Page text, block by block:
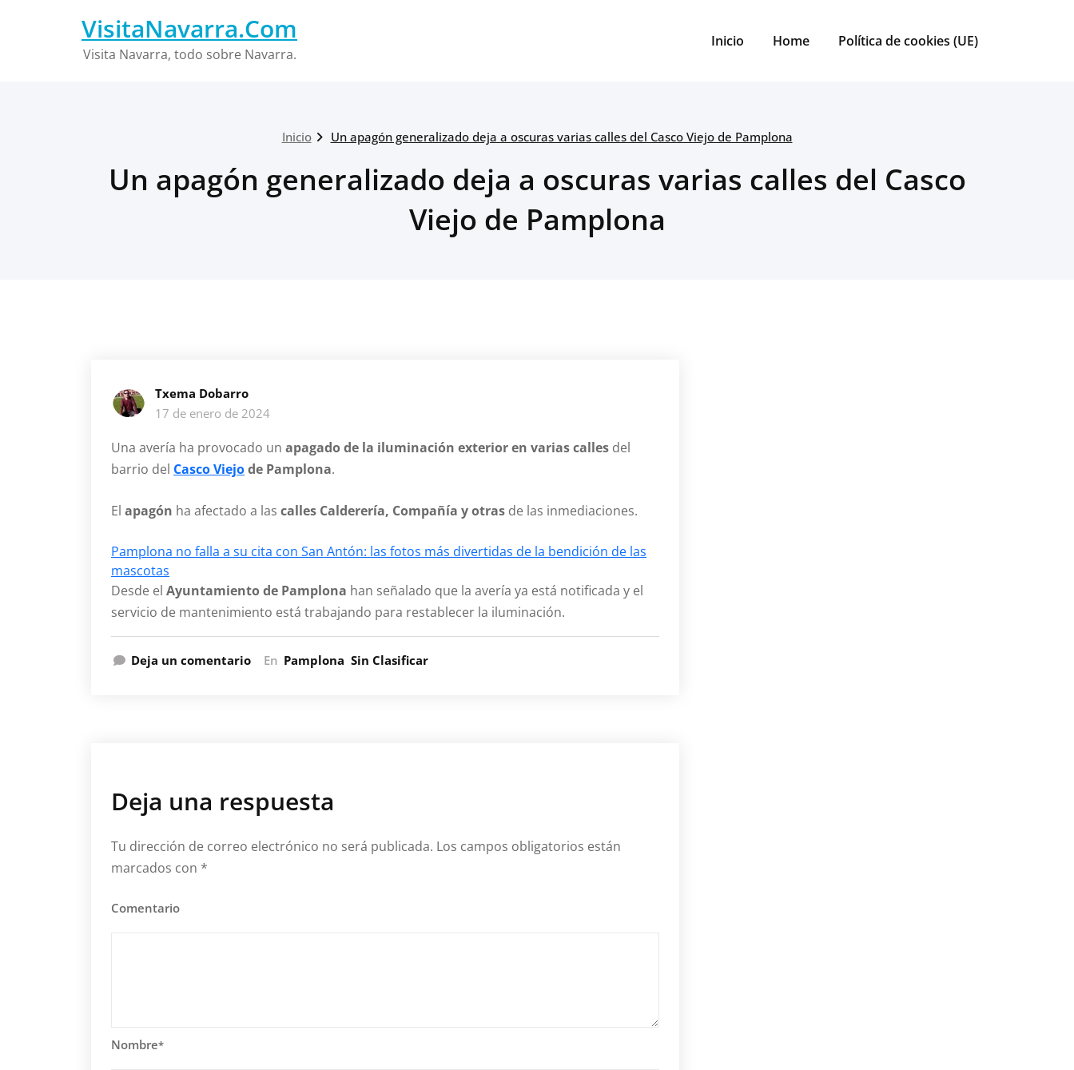
VisitaNavarra.Com
Visita Navarra, todo sobre Navarra.
Inicio Home Política de cookies (UE)
Inicio Un apagón generalizado deja a oscuras varias calles del Casco Viejo de Pamplona
Un apagón generalizado deja a oscuras varias calles del Casco
Viejo de Pamplona
Txema Dobarro
17 de enero de 2024
Una avería ha provocado un apagado de la iluminación exterior en varias calles del
barrio del Casco Viejode Pamplona.
El apagón ha afectado a las calles Calderería, Compañía y otras de las inmediaciones.
Pamplona no falla a su cita con San Antón: las fotos más divertidas de la bendición de las
mascotas
Desde el Ayuntamiento de Pamplona han señalado que la avería ya está notificada y el
servicio de mantenimiento está trabajando para restablecer la iluminación.
Deja un comentario En Pamplona Sin Clasificar
Deja una respuesta
Tu dirección de correo electrónico no será publicada. Los campos obligatorios están
marcados con *
Comentario
Nombre*